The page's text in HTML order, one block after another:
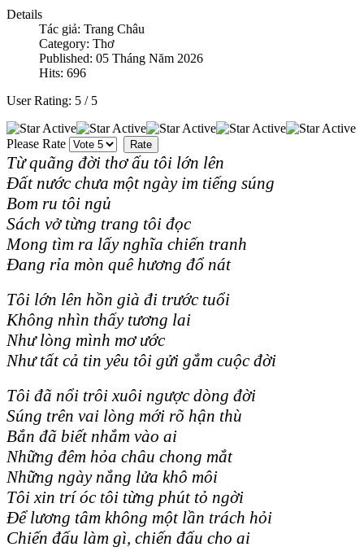
Details
Tác giả: Trang Châu
Category: Thơ
Published: 05 Tháng Năm 2026
Hits: 696
User Rating: 5 / 5
Please Rate
Từ quãng đời thơ ấu tôi lớn lên
Đất nước chưa một ngày im tiếng súng
Bom ru tôi ngủ
Sách vở từng trang tôi đọc
Mong tìm ra lấy nghĩa chiến tranh
Đang rỉa mòn quê hương đổ nát
Tôi lớn lên hồn già đi trước tuổi
Không nhìn thấy tương lai
Như lòng mình mơ ước
Như tất cả tin yêu tôi gửi gắm cuộc đời
Tôi đã nổi trôi xuôi ngược dòng đời
Súng trên vai lòng mới rõ hận thù
Bắn đã biết nhắm vào ai
Những đêm hỏa châu chong mắt
Những ngày nắng lửa khô môi
Tôi xin trí óc tôi từng phút tỏ ngời
Để lương tâm không một lần trách hỏi
Chiến đấu làm gì, chiến đấu cho ai